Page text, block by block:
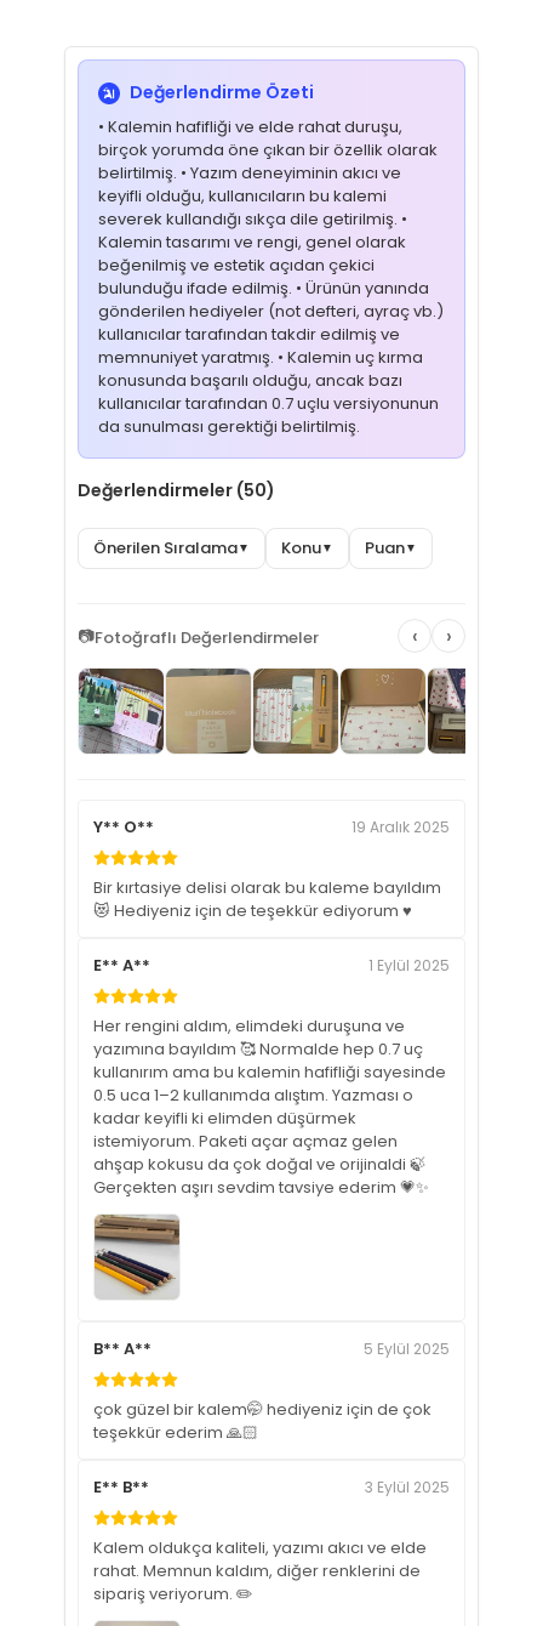
Değerlendirme Özeti
• Kalemin hafifliği ve elde rahat duruşu,
birçok yorumda öne çıkan bir özellik olarak
belirtilmiş. • Yazım deneyiminin akıcı ve
keyifli olduğu, kullanıcıların bu kalemi
severek kullandığı sıkça dile getirilmiş. •
Kalemin tasarımı ve rengi, genel olarak
beğenilmiş ve estetik açıdan çekici
bulunduğu ifade edilmiş. • Ürünün yanında
gönderilen hediyeler (not defteri, ayraç vb.)
kullanıcılar tarafından takdir edilmiş ve
memnuniyet yaratmış. • Kalemin uç kırma
konusunda başarılı olduğu, ancak bazı
kullanıcılar tarafından 0.7 uçlu versiyonunun
da sunulması gerektiği belirtilmiş.
Değerlendirmeler (50)
Önerilen Sıralama▼ Konu▼ Puan▼
📷Fotoğraflı Değerlendirmeler ‹ ›
Y** O** 19 Aralık 2025
Bir kırtasiye delisi olarak bu kaleme bayıldım
😻 Hediyeniz için de teşekkür ediyorum ♥️
E** A** 1 Eylül 2025
Her rengini aldım, elimdeki duruşuna ve
yazımına bayıldım 🥰 Normalde hep 0.7 uç
kullanırım ama bu kalemin hafifliği sayesinde
0.5 uca 1–2 kullanımda alıştım. Yazması o
kadar keyifli ki elimden düşürmek
istemiyorum. Paketi açar açmaz gelen
ahşap kokusu da çok doğal ve orijinaldi 🍃
Gerçekten aşırı sevdim tavsiye ederim 💗✨
B** A** 5 Eylül 2025
çok güzel bir kalem🤭 hediyeniz için de çok
teşekkür ederim 🙏🏻
E** B** 3 Eylül 2025
Kalem oldukça kaliteli, yazımı akıcı ve elde
rahat. Memnun kaldım, diğer renklerini de
sipariş veriyorum. ✏️